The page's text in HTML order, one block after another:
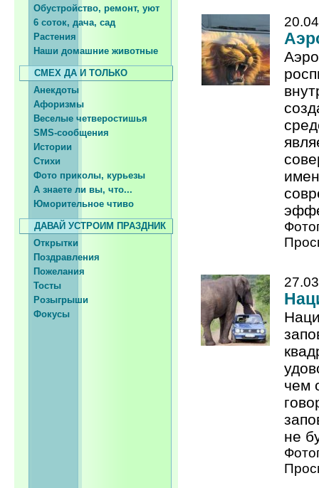
Обустройство, ремонт, уют
6 соток, дача, сад
Растения
Наши домашние животные
СМЕХ ДА И ТОЛЬКО
Анекдоты
Афоризмы
Веселые четверостишья
SMS-сообщения
Истории
Стихи
Фото приколы, курьезы
А знаете ли вы, что...
Юморительное чтиво
ДАВАЙ УСТРОИМ ПРАЗДНИК
Открытки
Поздравления
Пожелания
Тосты
Розыгрыши
Фокусы
чем
не